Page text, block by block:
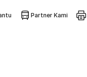
Partner Kami